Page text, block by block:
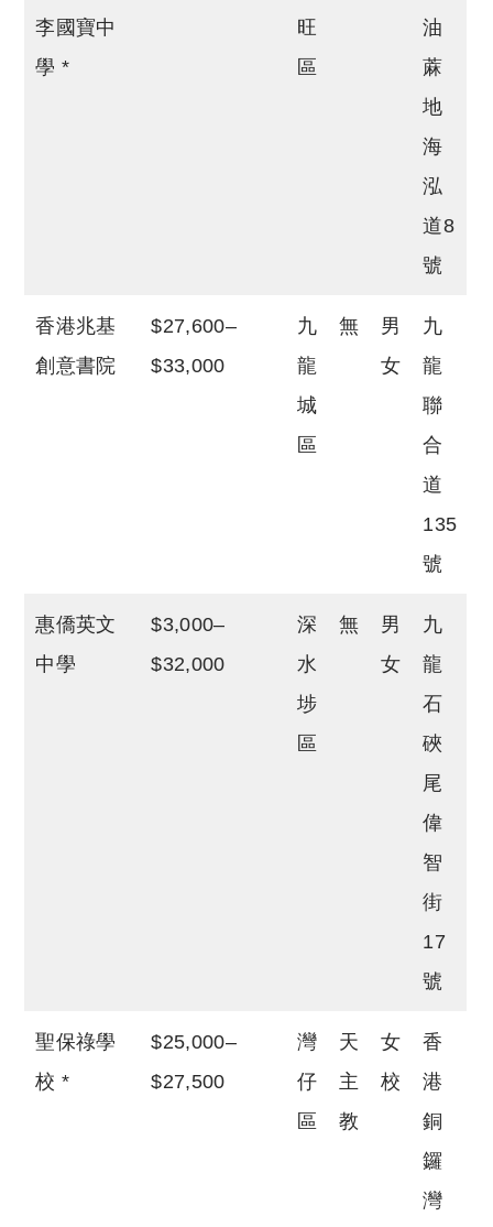
李國寶中
學 *
旺
區
油
蔴
地
海
泓
道8
號
香港兆基
創意書院
$27,600–
$33,000
九
龍
城
區
無
男
女
九
龍
聯
合
道
135
號
惠僑英文
中學
$3,000–
$32,000
深
水
埗
區
無
男
女
九
龍
石
硤
尾
偉
智
街
17
號
聖保祿學
校 *
$25,000–
$27,500
灣
仔
區
天
主
教
女
校
香
港
銅
鑼
灣